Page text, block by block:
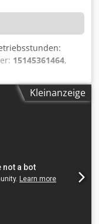
15145361464,
mit B-Achse und
max.: 18.000
30-fachKleinanzeige